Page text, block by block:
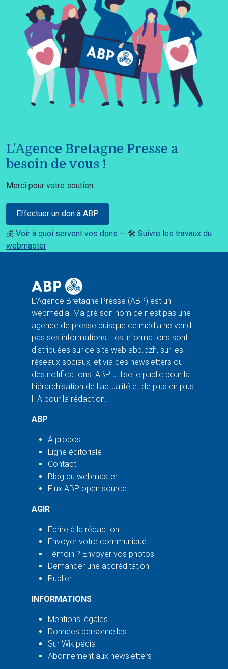
L'Agence Bretagne Presse a
besoin de vous !
Merci pour votre soutien.
Effectuer un don à ABP
💰 Voir à quoi servent vos dons — 🛠️ Suivre les travaux du
webmaster
L'Agence Bretagne Presse (ABP) est un
webmédia. Malgré son nom ce n'est pas une
agence de presse puisque ce média ne vend
pas ses informations. Les informations sont
distribuées sur ce site web abp.bzh, sur les
réseaux sociaux, et via des newsletters ou
des notifications. ABP utilise le public pour la
hiérarchisation de l'actualité et de plus en plus
l'IA pour la rédaction.
ABP
À propos
Ligne éditoriale
Contact
Blog du webmaster
Flux ABP open source
AGIR
Écrire à la rédaction
Envoyer votre communiqué
Témoin ? Envoyer vos photos
Demander une accréditation
Publier
INFORMATIONS
Mentions légales
Données personnelles
Sur Wikipédia
Abonnement aux newsletters